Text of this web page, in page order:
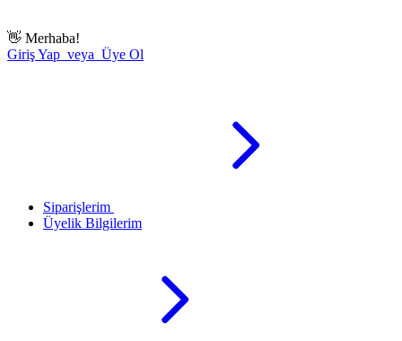
👋 Merhaba!
Giriş Yap veya Üye Ol
Siparişlerim
Üyelik Bilgilerim